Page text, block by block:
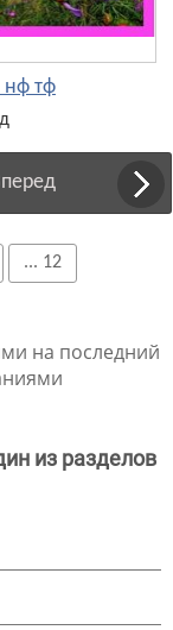
тф
... 12
на последний
из разделов